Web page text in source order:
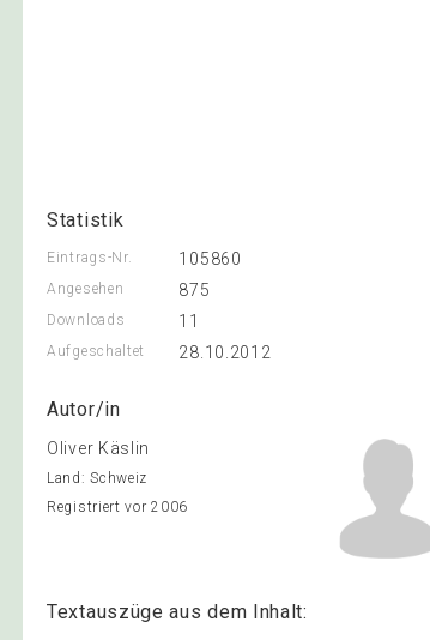
Statistik
Eintrags-Nr. 105860
Angesehen 875
Downloads 11
Aufgeschaltet 28.10.2012
Autor/in
Oliver Käslin
Land: Schweiz
Registriert vor 2006
Textauszüge aus dem Inhalt: